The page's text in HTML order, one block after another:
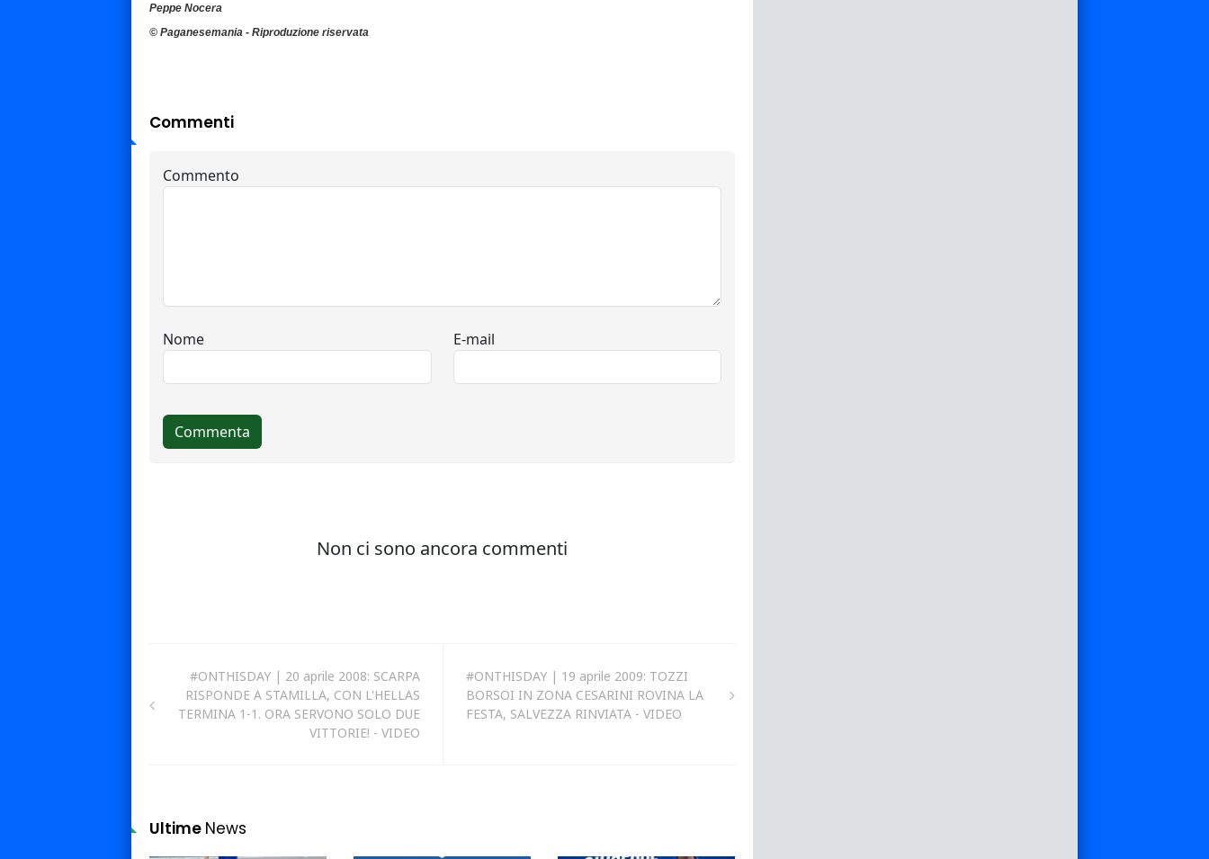
Peppe Nocera
© Paganesemania - Riproduzione riservata
Commenti
#ONTHISDAY | 20 aprile 2008: SCARPA
RISPONDE A STAMILLA, CON L'HELLAS
TERMINA 1-1. ORA SERVONO SOLO DUE
VITTORIE! - VIDEO
#ONTHISDAY | 19 aprile 2009: TOZZI
BORSOI IN ZONA CESARINI ROVINA LA
FESTA, SALVEZZA RINVIATA - VIDEO
Ultime News